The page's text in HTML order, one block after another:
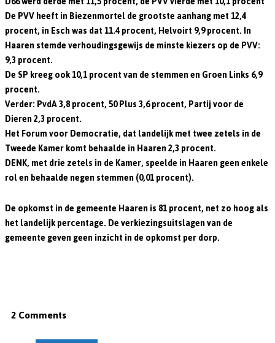
De PVV heeft in Biezenmortel de grootste aanhang met 12,4
procent, in Esch was dat 11.4 procent, Helvoirt 9,9 procent. In
Haaren stemde verhoudingsgewijs de minste kiezers op de PVV:
9,3 procent.
De SP kreeg ook 10,1 procent van de stemmen en Groen Links 6,9
procent.
Verder: PvdA 3,8 procent, 50 Plus 3,6 procent, Partij voor de
Dieren 2,3 procent.
Het Forum voor Democratie, dat landelijk met twee zetels in de
Tweede Kamer komt behaalde in Haaren 2,3 procent.
DENK, met drie zetels in de Kamer, speelde in Haaren geen enkele
rol en behaalde negen stemmen (0,01 procent).
De opkomst in de gemeente Haaren is 81 procent, net zo hoog als
het landelijk percentage. De verkiezingsuitslagen van de
gemeente geven geen inzicht in de opkomst per dorp.
2 Comments